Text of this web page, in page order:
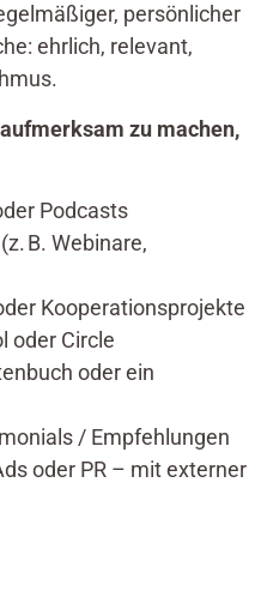
persönlicher
ehrlich, relevant,
zu machen,
Podcasts
B. Webinare,
Kooperationsprojekte
oder Circle
oder ein
/ Empfehlungen
oder PR – mit externer